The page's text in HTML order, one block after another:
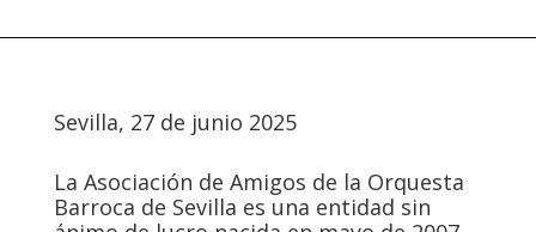
Sevilla, 27 de junio 2025
La Asociación de Amigos de la Orquesta
Barroca de Sevilla es una entidad sin